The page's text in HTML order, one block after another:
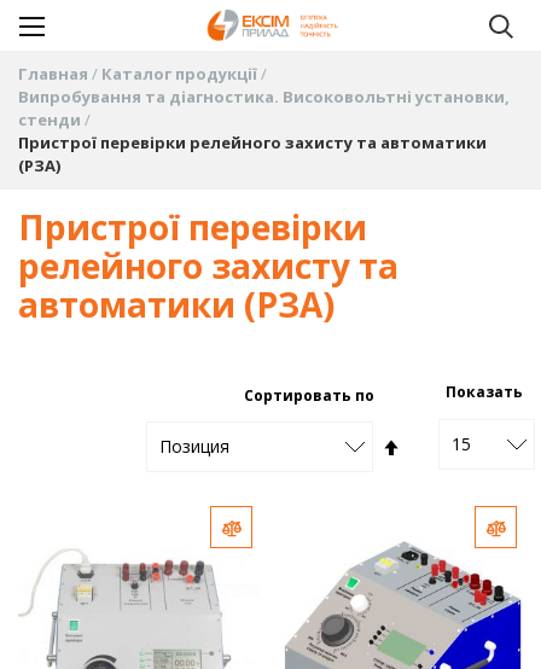
Главная
Каталог продукції
Випробування та діагностика. Високовольтні установки,
стенди
Пристрої перевірки релейного захисту та автоматики
(РЗА)
Пристрої перевірки
релейного захисту та
автоматики (РЗА)
Показать
15
Сортировать по
Позиция Задать
по
убыванию
Добавить в сравнение